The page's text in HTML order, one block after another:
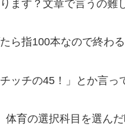
ます？文章で言うの難
ら指100本なので終わ
ッチの45！」とか言っ
体育の選択科目を選んだ